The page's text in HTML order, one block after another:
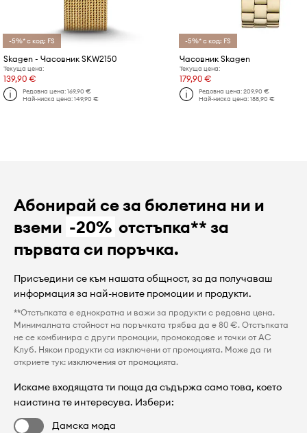
-5%* с код: FS
Skagen - Часовник SKW2150
Текуща цена:
139,90 €
Редовна цена:169,90 €
Най-ниска цена:149,90 €
-5%* с код: FS
Часовник Skagen
Текуща цена:
179,90 €
Редовна цена:209,90 €
Най-ниска цена:188,90 €
Абонирай се за бюлетина ни и
вземи -20% отстъпка** за
първата си поръчка.
Присъедини се към нашата общност, за да получаваш
информация за най-новите промоции и продукти.
**Отстъпката е еднократна и важи за продукти с редовна цена.
Минималната стойност на поръчката трябва да е 80 €. Отстъпката
не се комбинира с други промоции, промокодове и точки от AC
Клуб. Някои продукти са изключени от промоцията. Може да ги
откриете тук: изключения от промоцията.
Искаме входящата ти поща да съдържа само това, което
наистина те интересува. Избери:
Дамска мода